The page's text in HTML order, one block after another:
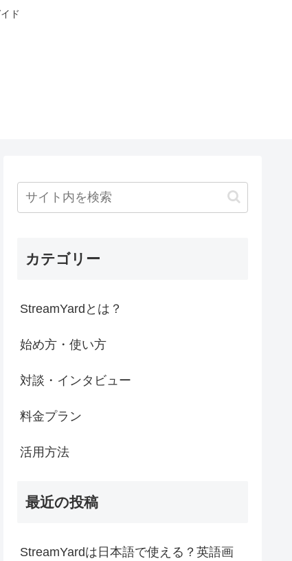
ド
カテゴリー
StreamYardとは？
始め方・使い方
対談・インタビュー
料金プラン
活用方法
最近の投稿
StreamYardは日本語で使える？英語画